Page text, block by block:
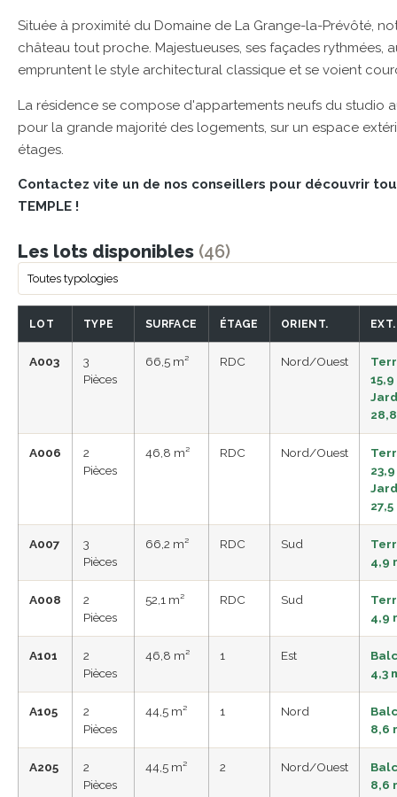
Située à proximité du Domaine de La Grange-la-Prévôté,
château tout proche. Majestueuses, ses façades rythmées,
empruntent le style architectural classique et se voient
La résidence se compose d'appartements neufs du studio
pour la grande majorité des logements, sur un espace
étages.
Contactez vite un de nos conseillers pour découvrir
TEMPLE !
Les lots disponibles (46)
LOT TYPE SURFACE ÉTAGE ORIENT. EXT.
A003
3
Pièces
66,5 m² RDC Nord/Ouest
15,9
A006
2
Pièces
46,8 m² RDC Nord/Ouest
23,9
27,5
A007
3
Pièces
66,2 m² RDC Sud
4,9
A008
2
Pièces
52,1 m² RDC Sud
4,9
A101
2
Pièces
46,8 m² 1 Est
4,3
A105
2
Pièces
44,5 m² 1 Nord
8,6
A205
2
Pièces
44,5 m² 2 Nord/Ouest
8,6